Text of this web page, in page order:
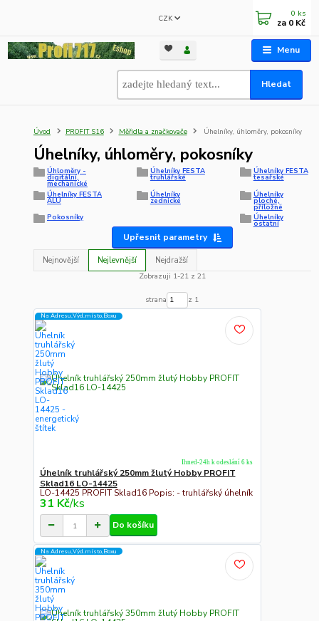
Menu
CZK
Hledat
0 ks
za 0 Kč
Úvod PROFIT S16 Měřidla a značkovače Úhelníky, úhloměry, pokosníky
Úhelníky, úhloměry, pokosníky
Úhloměry -
digitální,
mechanické
Úhelníky FESTA
truhlářské
Úhelníky FESTA
tesařské
Úhelníky FESTA
ALU
Úhelníky
zednické
Úhelníky
ploché,
příložné
Pokosníky
Úhelníky
ostatní
Upřesnit parametry
Nejnovější Nejlevnější
Nejdražší
Zobrazuji 1-21 z 21
strana z 1
Na Adresu,Výd.místo,Boxu
Úhelník truhlářský 250mm žlutý Hobby PROFIT
Sklad16 LO-14425
LO-14425 PROFIT Sklad16 Popis: - truhlářský úhelník
31 Kč/ks
Ihned-24h k odeslání 6 ks
Do košíku
Na Adresu,Výd.místo,Boxu